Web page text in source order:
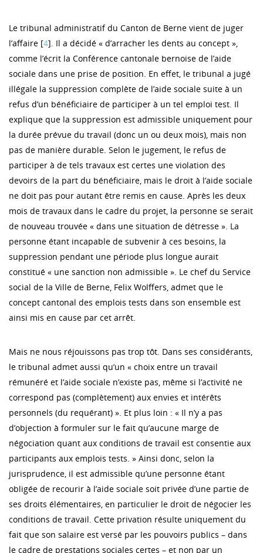
Le tribunal administratif du Canton de Berne vient de juger
l’affaire [4]. Il a décidé « d’arracher les dents au concept »,
comme l’écrit la Conférence cantonale bernoise de l’aide
sociale dans une prise de position. En effet, le tribunal a jugé
illégale la suppression complète de l’aide sociale suite à un
refus d’un bénéficiaire de participer à un tel emploi test. Il
explique que la suppression est admissible uniquement pour
la durée prévue du travail (donc un ou deux mois), mais non
pas de manière durable. Selon le jugement, le refus de
participer à de tels travaux est certes une violation des
devoirs de la part du bénéficiaire, mais le droit à l’aide sociale
ne doit pas pour autant être remis en cause. Après les deux
mois de travaux dans le cadre du projet, la personne se serait
de nouveau trouvée « dans une situation de détresse ». La
personne étant incapable de subvenir à ces besoins, la
suppression pendant une période plus longue aurait
constitué « une sanction non admissible ». Le chef du Service
social de la Ville de Berne, Felix Wolffers, admet que le
concept cantonal des emplois tests dans son ensemble est
ainsi mis en cause par cet arrêt.
Mais ne nous réjouissons pas trop tôt. Dans ses considérants,
le tribunal admet aussi qu’un « choix entre un travail
rémunéré et l’aide sociale n’existe pas, même si l’activité ne
correspond pas (complètement) aux envies et intérêts
personnels (du requérant) ». Et plus loin : « Il n’y a pas
d’objection à formuler sur le fait qu’aucune marge de
négociation quant aux conditions de travail est consentie aux
participants aux emplois tests. » Ainsi donc, selon la
jurisprudence, il est admissible qu’une personne étant
obligée de recourir à l’aide sociale soit privée d’une partie de
ses droits élémentaires, en particulier le droit de négocier les
conditions de travail. Cette privation résulte uniquement du
fait que son salaire est versé par les pouvoirs publics – dans
le cadre de prestations sociales certes – et non par un